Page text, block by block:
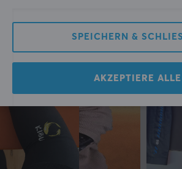
SPEICHERN &
AKZEPTIERE ALLE